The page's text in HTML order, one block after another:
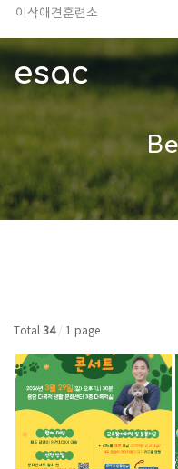
안전하고 행복한 펫티켓 선도!
경기도 화성시 봉담읍 위치
이찬종, 이웅종 소장 소개
esac
Total 34 / 1 page